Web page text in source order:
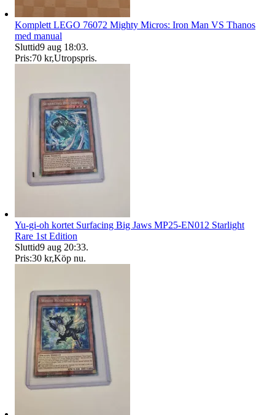
Komplett LEGO 76072 Mighty Micros: Iron Man VS Thanos
med manual
Sluttid9 aug 18:03.
Pris:70 kr,Utropspris.
Yu-gi-oh kortet Surfacing Big Jaws MP25-EN012 Starlight
Rare 1st Edition
Sluttid9 aug 20:33.
Pris:30 kr,Köp nu.